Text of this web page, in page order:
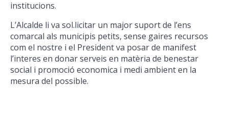
institucions.
L’Alcalde li va sol.licitar un major suport de l’ens
comarcal als municipis petits, sense gaires recursos
com el nostre i el President va posar de manifest
l’interes en donar serveis en matèria de benestar
social i promoció economica i medi ambient en la
mesura del possible.